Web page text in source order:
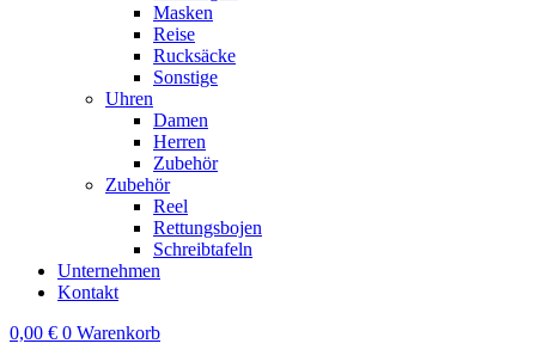
Masken
Reise
Rucksäcke
Sonstige
Uhren
Damen
Herren
Zubehör
Zubehör
Reel
Rettungsbojen
Schreibtafeln
Unternehmen
Kontakt
0,00 € 0 Warenkorb